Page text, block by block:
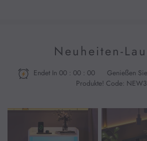
Neuheiten-
Endet In 00 : 00 : 00
Genießen
Produkte! Code: